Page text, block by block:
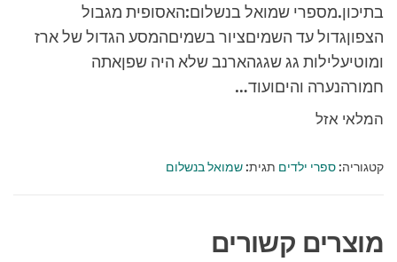
בתיכון.מספרי שמואל בנשלום:האסופית מגבול
הצפוןגדול עד השמיםציור בשמיםהמסע הגדול של ארז
ומוטיעלילות גג שגגהארנב שלא היה שפןאתה
חמורהנערה והיםועוד…
המלאי אזל
קטגוריה:ספרי ילדים תגית:שמואל בנשלום
מוצרים קשורים